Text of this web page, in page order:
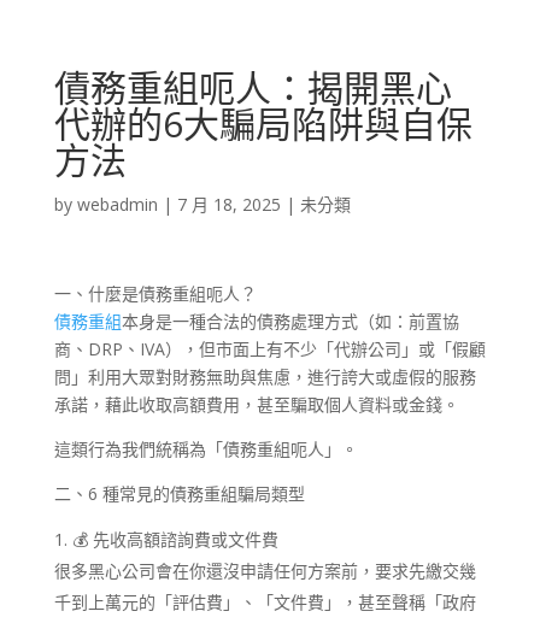
債務重組呃人：揭開黑心
代辦的6大騙局陷阱與自保
方法
by webadmin | 7 月 18, 2025 | 未分類
一、什麼是債務重組呃人？
債務重組本身是一種合法的債務處理方式（如：前置協
商、DRP、IVA），但市面上有不少「代辦公司」或「假顧
問」利用大眾對財務無助與焦慮，進行誇大或虛假的服務
承諾，藉此收取高額費用，甚至騙取個人資料或金錢。
這類行為我們統稱為「債務重組呃人」。
二、6 種常見的債務重組騙局類型
💰 先收高額諮詢費或文件費
很多黑心公司會在你還沒申請任何方案前，要求先繳交幾
千到上萬元的「評估費」、「文件費」，甚至聲稱「政府